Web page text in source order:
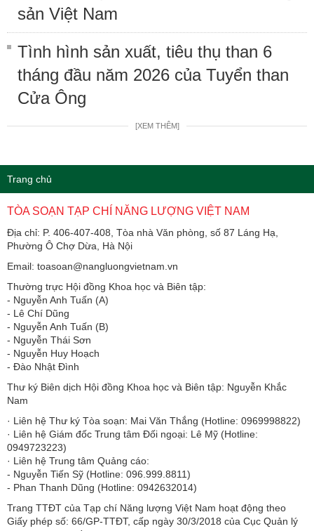
sản Việt Nam
Tình hình sản xuất, tiêu thụ than 6
tháng đầu năm 2026 của Tuyển than
Cửa Ông
[XEM THÊM]
Trang chủ
TÒA SOẠN TẠP CHÍ NĂNG LƯỢNG VIỆT NAM
Địa chỉ: P. 406-407-408, Tòa nhà Văn phòng, số 87 Láng Hạ,
Phường Ô Chợ Dừa, Hà Nội
Email: toasoan@nangluongvietnam.vn
Thường trực Hội đồng Khoa học và Biên tập:
​​​​​​- Nguyễn Anh Tuấn (A)
- Lê Chí Dũng
- Nguyễn Anh Tuấn (B)
- Nguyễn Thái Sơn
- Nguyễn Huy Hoạch
- Đào Nhật Đình
Thư ký Biên dịch Hội đồng Khoa học và Biên tập: Nguyễn Khắc
Nam
· Liên hệ Thư ký Tòa soạn: Mai Văn Thắng (Hotline: 0969998822)
· Liên hệ Giám đốc Trung tâm Đối ngoại: Lê Mỹ (Hotline:
0949723223)
· Liên hệ Trung tâm Quảng cáo:
- Nguyễn Tiến Sỹ (Hotline: 096.999.8811)
- Phan Thanh Dũng (Hotline: 0942632014)
Trang TTĐT của Tạp chí Năng lượng Việt Nam hoạt động theo
Giấy phép số: 66/GP-TTĐT, cấp ngày 30/3/2018 của Cục Quản lý